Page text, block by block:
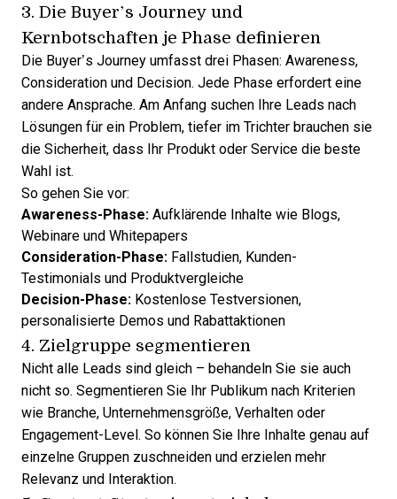
3. Die Buyer’s Journey und
Kernbotschaften je Phase definieren
Die Buyer’s Journey umfasst drei Phasen: Awareness,
Consideration und Decision. Jede Phase erfordert eine
andere Ansprache. Am Anfang suchen Ihre Leads nach
Lösungen für ein Problem, tiefer im Trichter brauchen sie
die Sicherheit, dass Ihr Produkt oder Service die beste
Wahl ist.
So gehen Sie vor:
Awareness-Phase: Aufklärende Inhalte wie Blogs,
Webinare und Whitepapers
Consideration-Phase: Fallstudien, Kunden-
Testimonials und Produktvergleiche
Decision-Phase: Kostenlose Testversionen,
personalisierte Demos und Rabattaktionen
4. Zielgruppe segmentieren
Nicht alle Leads sind gleich – behandeln Sie sie auch
nicht so. Segmentieren Sie Ihr Publikum nach Kriterien
wie Branche, Unternehmensgröße, Verhalten oder
Engagement-Level. So können Sie Ihre Inhalte genau auf
einzelne Gruppen zuschneiden und erzielen mehr
Relevanz und Interaktion.